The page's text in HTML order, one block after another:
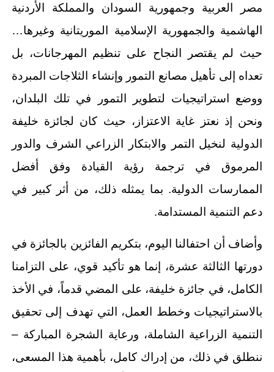
مصر العربية وجمهورية السودان والمملكة الأردنية
الهاشمية والجمهورية الإسلامية الموريتانية وغيرها…
حيث لم يقتصر النجاح على تنظيم المهرجانات، بل
تعداه إلى تأهيل مصانع التمور وإنشاء الثلاجات المبردة
ووضع استراتيجيات لتطوير التمور في تلك البلدان،
ونحن إذ نعتز غاية الاعتزاز، حيث كان لجائزة خليفة
الدولية لنخيل التمر والابتكار الزراعي الشرف والدور
المرموق في ترجمة رؤية القيادة وفق أفضل
الممارسات الدولية. بما يمثله ذلك، من أثر كبير في
دعم التنمية المستدامة.
وأضاف أن احتفالنا اليوم، بتكريم الفائزين بالجائزة في
دورتها الثالثة عشرة، إنما هو تأكيد قوي، على التزامنا
الكامل، في جائزة خليفة، على المضي قدماً، في الأخذ
بالاستراتيجيات وخطط العمل، التي تهدف إلى تحقيق
التنمية الزراعية الشاملة، ورعاية الشجرة المباركة –
ننطلق في ذلك، من إدراك كامل، بأهمية هذا المسعى،